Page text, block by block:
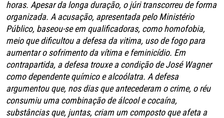
horas. Apesar da longa duração, o júri transcorreu de forma
organizada. A acusação, apresentada pelo Ministério
Público, baseou-se em qualificadoras, como homofobia,
meio que dificultou a defesa da vitima, uso de fogo para
aumentar o sofrimento da vítima e feminicídio. Em
contrapartida, a defesa trouxe a condição de José Wagner
como dependente químico e alcoólatra. A defesa
argumentou que, nos dias que antecederam o crime, o réu
consumiu uma combinação de álcool e cocaína,
substâncias que, juntas, criam um composto que afeta a